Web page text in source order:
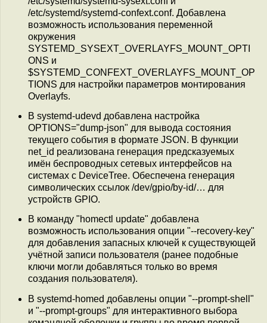
/etc/systemd/systemd-confext.conf. Добавлена
возможность использования переменной
окружения
SYSTEMD_SYSEXT_OVERLAYFS_MOUNT_OPTI
ONS и
$SYSTEMD_CONFEXT_OVERLAYFS_MOUNT_OP
TIONS для настройки параметров монтирования
Overlayfs.
В systemd-udevd добавлена настройка
OPTIONS="dump-json" для вывода состояния
текущего события в формате JSON. В функции
net_id реализована генерация предсказуемых
имён беспроводных сетевых интерфейсов на
системах с DeviceTree. Обеспечена генерация
символических ссылок /dev/gpio/by-id/… для
устройств GPIO.
В команду "homectl update" добавлена
возможность использования опции "--recovery-key"
для добавления запасных ключей к существующей
учётной записи пользователя (ранее подобные
ключи могли добавляться только во время
создания пользователя).
В systemd-homed добавлены опции "--prompt-shell"
и "--prompt-groups" для интерактивного выбора